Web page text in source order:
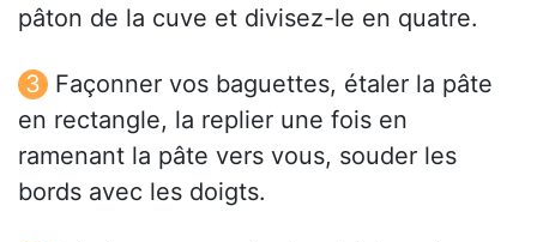
pâton de la cuve et divisez-le en quatre.
Façonner vos baguettes, étaler la pâte
en rectangle, la replier une fois en
ramenant la pâte vers vous, souder les
bords avec les doigts.